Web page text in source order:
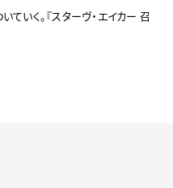
ていく。『スターヴ・エイカー 召